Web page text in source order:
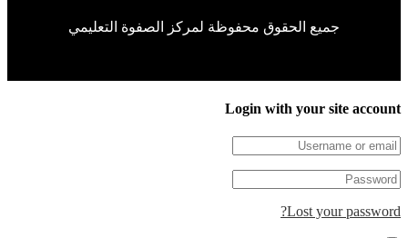
جميع الحقوق محفوظة لمركز الصفوة التعليمي
Login with your site
Lost your